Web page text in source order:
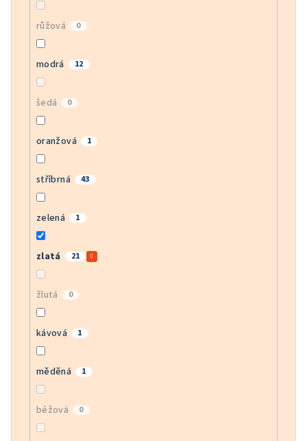
růžová 0
modrá 12
šedá 0
oranžová 1
stříbrná 43
zelená 1
zlatá 21
žlutá 0
kávová 1
měděná 1
béžová 0